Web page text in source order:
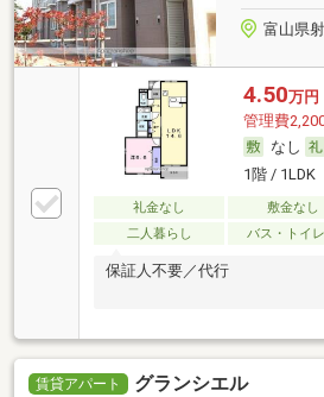
富山県
4.50万円
管理費
なし
1階 / 1LDK
礼金なし 敷金なし
二人暮らし
バス・トイ
保証人不要／代行
賃貸アパート グランシエル